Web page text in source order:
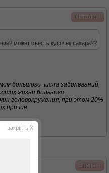
Nатали
может съесть кусочек сахара??
большого числа заболеваний,
жизни больного.
головокружения, при этом 20%
причин.
Sheila
закрыть X